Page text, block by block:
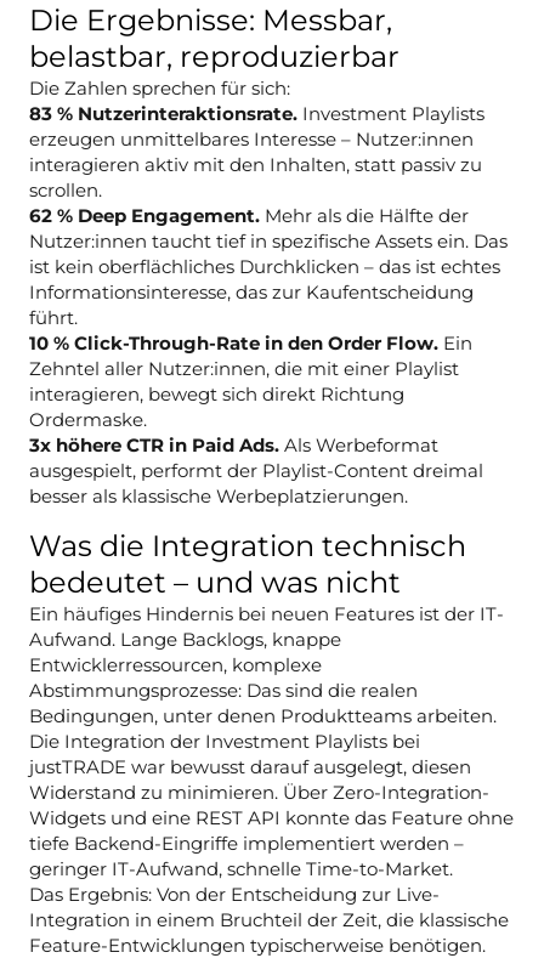
Die Ergebnisse: Messbar,
belastbar, reproduzierbar
Die Zahlen sprechen für sich:
83 % Nutzerinteraktionsrate. Investment Playlists
erzeugen unmittelbares Interesse – Nutzer:innen
interagieren aktiv mit den Inhalten, statt passiv zu
scrollen.
62 % Deep Engagement. Mehr als die Hälfte der
Nutzer:innen taucht tief in spezifische Assets ein. Das
ist kein oberflächliches Durchklicken – das ist echtes
Informationsinteresse, das zur Kaufentscheidung
führt.
10 % Click-Through-Rate in den Order Flow. Ein
Zehntel aller Nutzer:innen, die mit einer Playlist
interagieren, bewegt sich direkt Richtung
Ordermaske.
3x höhere CTR in Paid Ads. Als Werbeformat
ausgespielt, performt der Playlist-Content dreimal
besser als klassische Werbeplatzierungen.
Was die Integration technisch
bedeutet – und was nicht
Ein häufiges Hindernis bei neuen Features ist der IT-
Aufwand. Lange Backlogs, knappe
Entwicklerressourcen, komplexe
Abstimmungsprozesse: Das sind die realen
Bedingungen, unter denen Produktteams arbeiten.
Die Integration der Investment Playlists bei
justTRADE war bewusst darauf ausgelegt, diesen
Widerstand zu minimieren. Über Zero-Integration-
Widgets und eine REST API konnte das Feature ohne
tiefe Backend-Eingriffe implementiert werden –
geringer IT-Aufwand, schnelle Time-to-Market.
Das Ergebnis: Von der Entscheidung zur Live-
Integration in einem Bruchteil der Zeit, die klassische
Feature-Entwicklungen typischerweise benötigen.